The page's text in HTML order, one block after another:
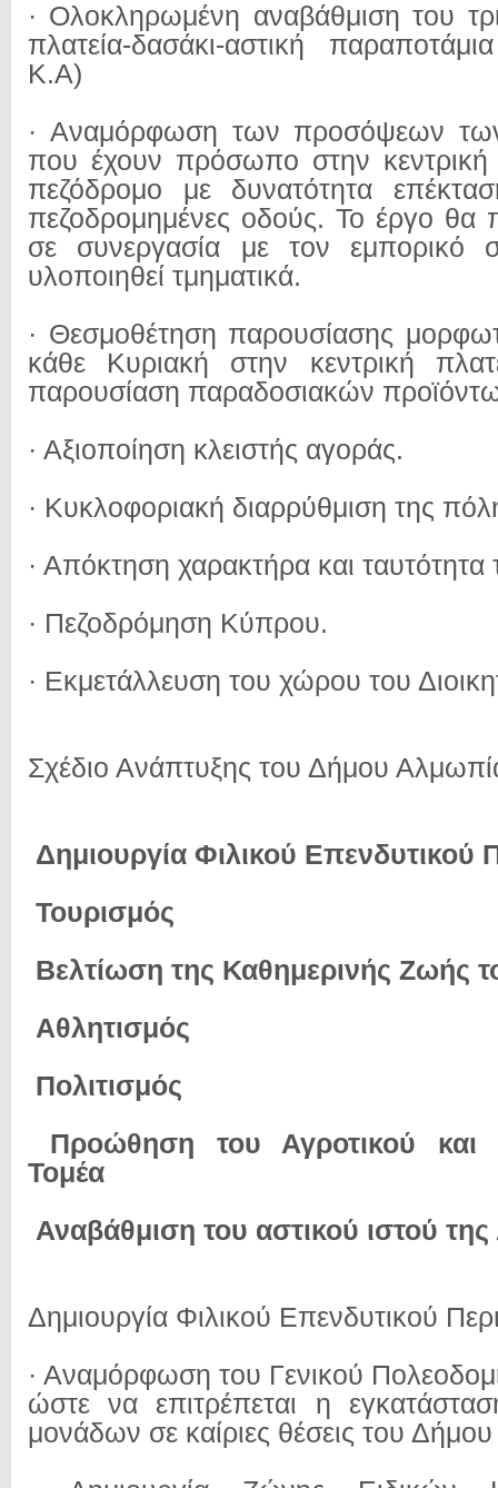
· Ολοκληρωμένη αναβάθμιση του
πλατεία-δασάκι-αστική
Κ.Α)
· Αναμόρφωση των προσόψεων
που έχουν πρόσωπο στην κεντρική
πεζόδρομο με δυνατότητα
πεζοδρομημένες οδούς. Το έργο θα
σε συνεργασία με τον εμπορικό
υλοποιηθεί τμηματικά.
· Θεσμοθέτηση παρουσίασης
κάθε Κυριακή στην κεντρική
παρουσίαση παραδοσιακών
· Αξιοποίηση κλειστής αγοράς.
· Κυκλοφοριακή διαρρύθμιση της
· Απόκτηση χαρακτήρα και ταυτότητα
· Πεζοδρόμηση Κύπρου.
· Εκμετάλλευση του χώρου του
Σχέδιο Ανάπτυξης του Δήμου
Δημιουργία Φιλικού Επενδυτικού
Τουρισμός
Βελτίωση της Καθημερινής Ζωής
Αθλητισμός
Πολιτισμός
Προώθηση του Αγροτικού και
Τομέα
Αναβάθμιση του αστικού ιστού της
Δημιουργία Φιλικού Επενδυτικού
· Αναμόρφωση του Γενικού
ώστε να επιτρέπεται η
μονάδων σε καίριες θέσεις του